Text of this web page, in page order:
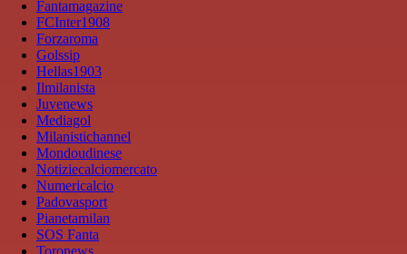
Fantamagazine
FCInter1908
Forzaroma
Golssip
Hellas1903
Ilmilanista
Juvenews
Mediagol
Milanistichannel
Mondoudinese
Notiziecalciomercato
Numericalcio
Padovasport
Pianetamilan
SOS Fanta